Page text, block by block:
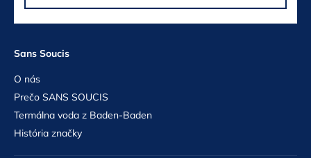
Sans Soucis
O nás
Prečo SANS SOUCIS
Termálna voda z Baden-Baden
História značky